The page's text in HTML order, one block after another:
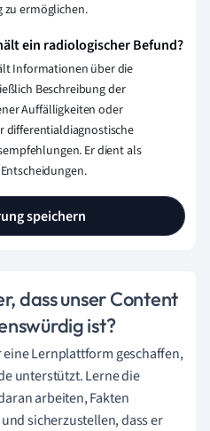
zu ermöglichen.
ein radiologischer Befund?
Informationen über die
Beschreibung der
Auffälligkeiten oder
differentialdiagnostische
Er dient als
speichern
dass unser Content
ist?
Lernplattform geschaffen,
unterstützt. Lerne die
arbeiten, Fakten
sicherzustellen, dass er